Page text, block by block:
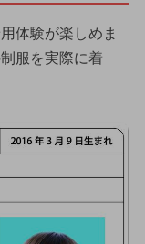
体験が楽しめま
服を実際に着